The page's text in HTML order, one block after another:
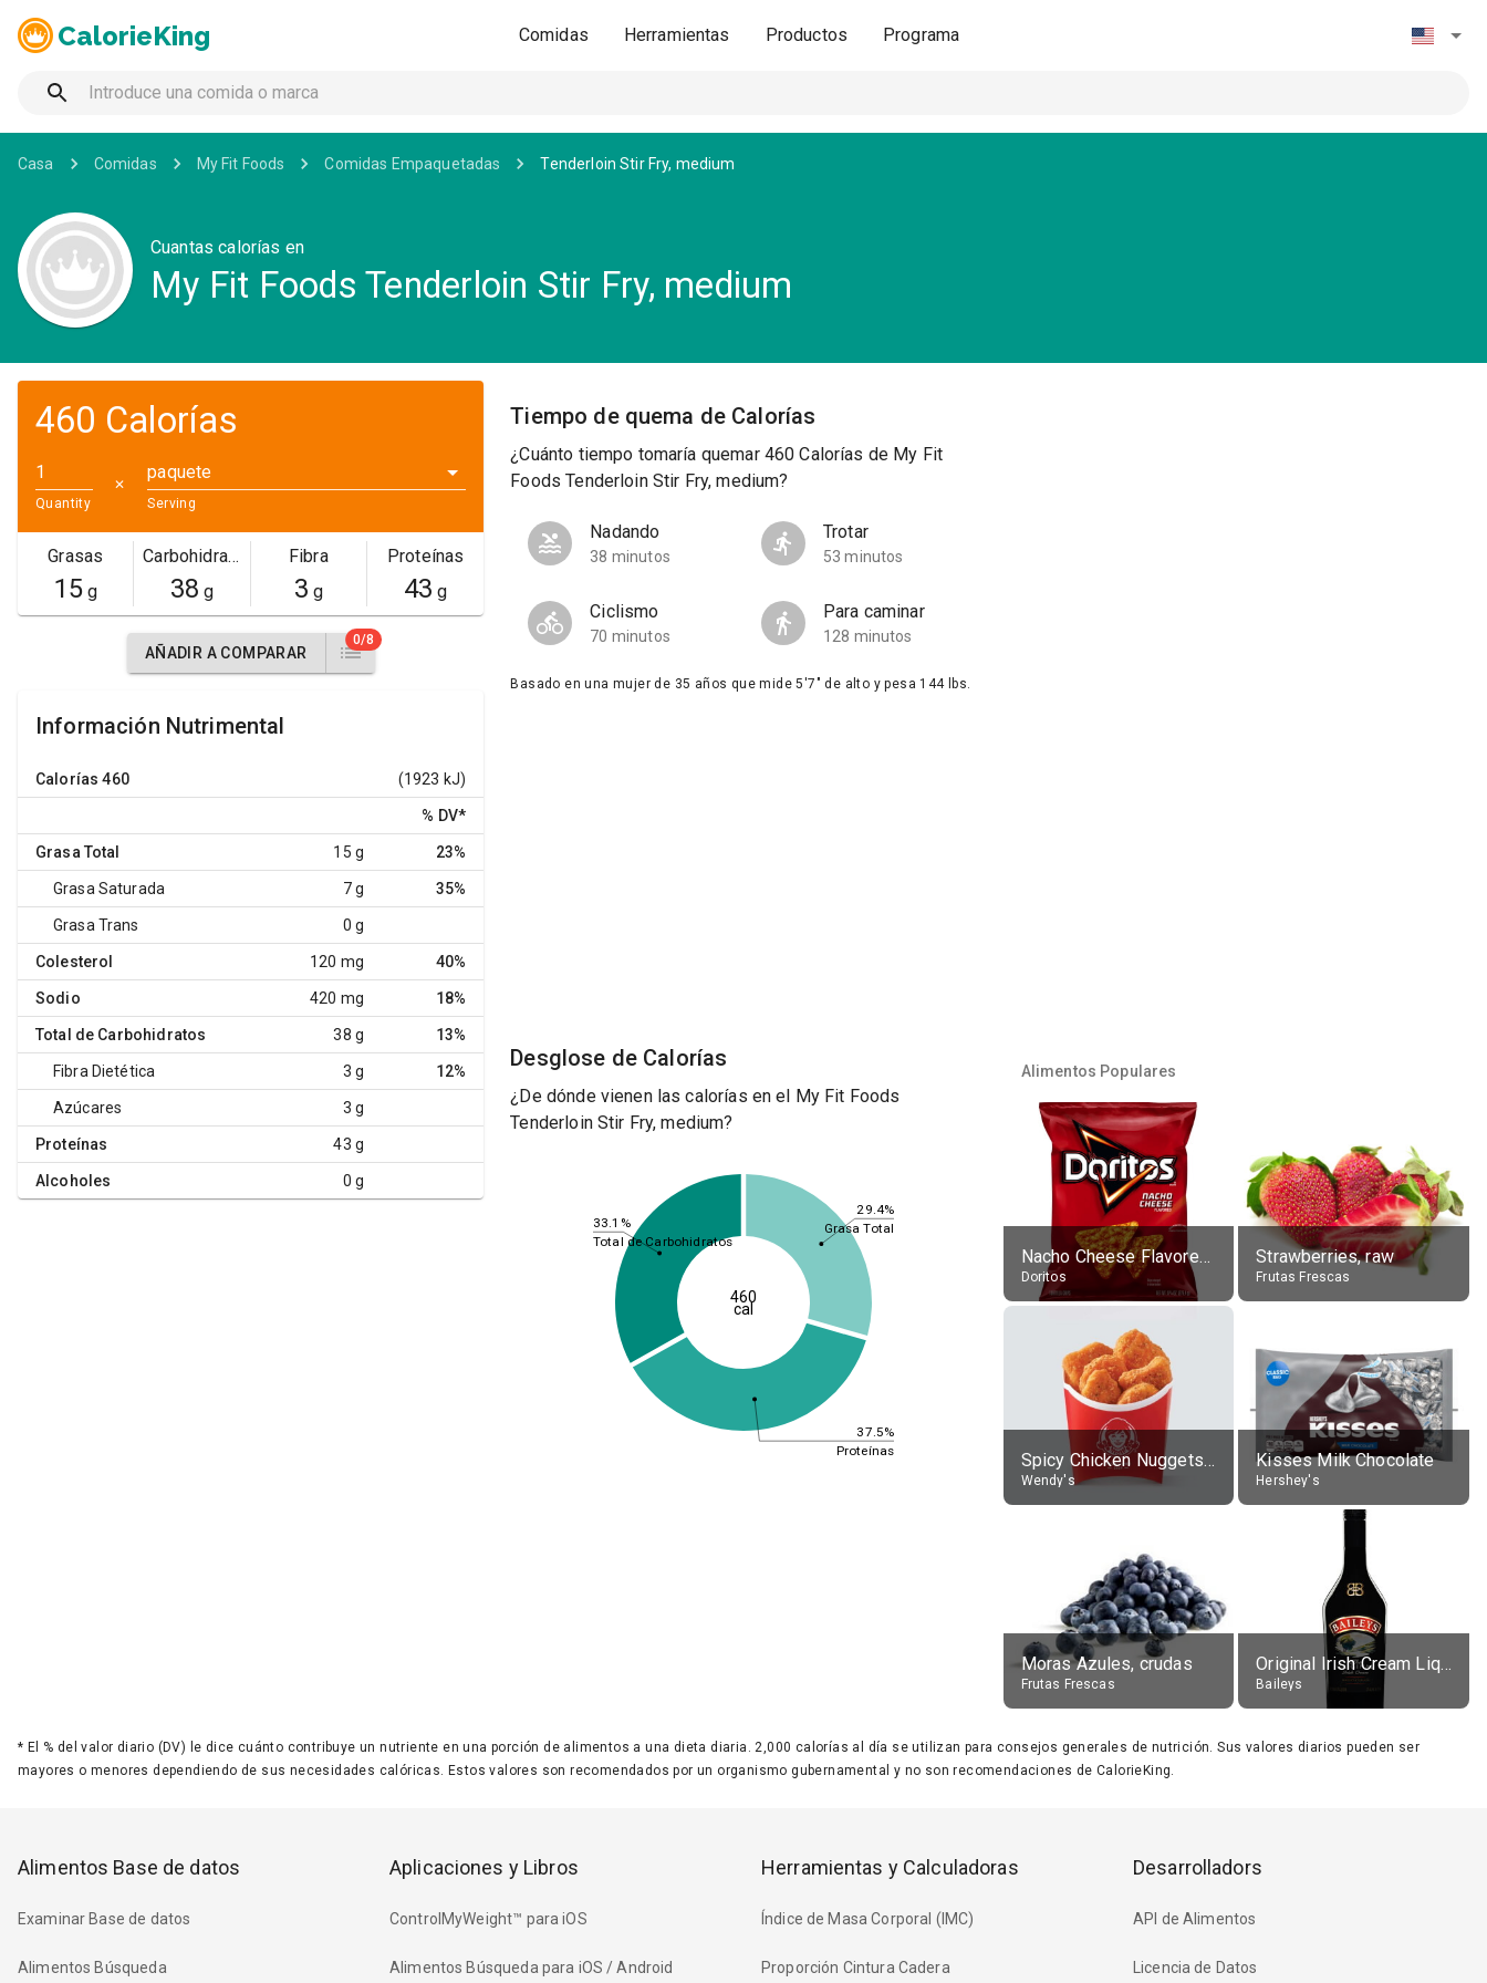
CalorieKing Comidas Herramientas Productos Programa
Casa Comidas My Fit Foods Comidas Empaquetadas Tenderloin Stir Fry, medium
Cuantas calorías en
My Fit Foods Tenderloin Stir Fry, medium
460 Calorías
Quantity
✕
paquete
Serving
Grasas
15g
Carbohidratos
38 g
Fibra
3 g
Proteínas
43 g
AÑADIR A COMPARAR
0/8
Información Nutrimental
Calorías 460 (1923 kJ)
% DV*
Grasa Total 15 g 23%
Grasa Saturada 7 g 35%
Grasa Trans 0 g
Colesterol 120 mg 40%
Sodio 420 mg 18%
Total de Carbohidratos 38 g 13%
Fibra Dietética 3 g 12%
Azúcares 3 g
Proteínas 43 g
Alcoholes 0 g
Tiempo de quema de Calorías
¿Cuánto tiempo tomaría quemar 460 Calorías de My Fit
Foods Tenderloin Stir Fry, medium?
Nadando
38 minutos
Trotar
53 minutos
Ciclismo
70 minutos
Para caminar
128 minutos
Basado en una mujer de 35 años que mide 5'7" de alto y pesa 144 lbs.
Desglose de Calorías
¿De dónde vienen las calorías en el My Fit Foods
Tenderloin Stir Fry, medium?
29.4%
37.5%
33.1% Grasa Total
Proteínas
Total de Carbohidratos
460
cal
Alimentos Populares
Nacho Cheese Flavored Tortilla Chips
Doritos
Strawberries, raw
Frutas Frescas
Spicy Chicken Nuggets, without sauce
Wendy's
Kisses Milk Chocolate
Hershey's
Moras Azules, crudas
Frutas Frescas
Original Irish Cream Liqueur (17% alc.)
Baileys
* El % del valor diario (DV) le dice cuánto contribuye un nutriente en una porción de alimentos a una dieta diaria. 2,000 calorías al día se utilizan para consejos generales de nutrición. Sus valores diarios pueden ser
mayores o menores dependiendo de sus necesidades calóricas. Estos valores son recomendados por un organismo gubernamental y no son recomendaciones de CalorieKing.
Alimentos Base de datos
Examinar Base de datos
Alimentos Búsqueda
Aplicaciones y Libros
ControlMyWeight™ para iOS
Alimentos Búsqueda para iOS / Android
Herramientas y Calculadoras
Índice de Masa Corporal (IMC)
Proporción Cintura Cadera
Desarrolladors
API de Alimentos
Licencia de Datos